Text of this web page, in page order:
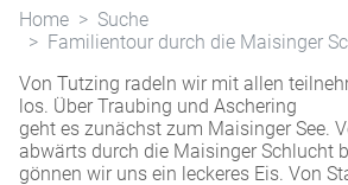
Home
Suche
Familientour durch die Maisinger
Von Tutzing radeln wir mit allen
los. Über Traubing und Aschering
geht es zunächst zum Maisinger See.
abwärts durch die Maisinger Schlucht
gönnen wir uns ein leckeres Eis. Von